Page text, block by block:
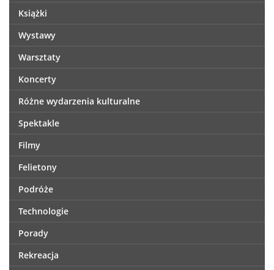
Książki
Wystawy
Warsztaty
Koncerty
Różne wydarzenia kulturalne
Spektakle
Filmy
Felietony
Podróże
Technologie
Porady
Rekreacja